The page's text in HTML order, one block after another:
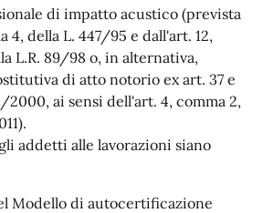
di impatto acustico (prevista
4, della L. 447/95 e dall'art. 12,
L.R. 89/98 o, in alternativa,
di atto notorio ex art. 37 e
2000, ai sensi dell'art. 4, comma 2,
addetti alle lavorazioni siano
Modello di autocertificazione